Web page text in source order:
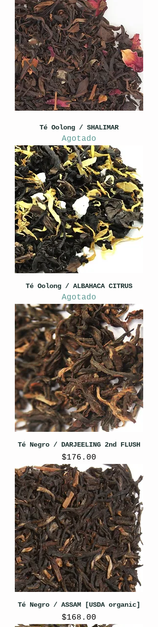
Té Oolong / SHALIMAR
Agotado
Té Oolong / ALBAHACA CITRUS
Agotado
Té Negro / DARJEELING 2nd FLUSH
Precio
$176.00
Té Negro / ASSAM [USDA organic]
Precio
$168.00